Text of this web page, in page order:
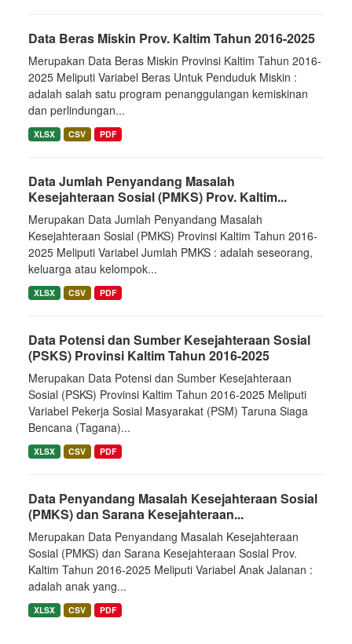
Data Beras Miskin Prov. Kaltim Tahun 2016-2025
Merupakan Data Beras Miskin Provinsi Kaltim Tahun 2016-
2025 Meliputi Variabel Beras Untuk Penduduk Miskin :
adalah salah satu program penanggulangan kemiskinan
dan perlindungan...
XLSX CSV PDF
Data Jumlah Penyandang Masalah
Kesejahteraan Sosial (PMKS) Prov. Kaltim...
Merupakan Data Jumlah Penyandang Masalah
Kesejahteraan Sosial (PMKS) Provinsi Kaltim Tahun 2016-
2025 Meliputi Variabel Jumlah PMKS : adalah seseorang,
keluarga atau kelompok...
XLSX CSV PDF
Data Potensi dan Sumber Kesejahteraan Sosial
(PSKS) Provinsi Kaltim Tahun 2016-2025
Merupakan Data Potensi dan Sumber Kesejahteraan
Sosial (PSKS) Provinsi Kaltim Tahun 2016-2025 Meliputi
Variabel Pekerja Sosial Masyarakat (PSM) Taruna Siaga
Bencana (Tagana)...
XLSX CSV PDF
Data Penyandang Masalah Kesejahteraan Sosial
(PMKS) dan Sarana Kesejahteraan...
Merupakan Data Penyandang Masalah Kesejahteraan
Sosial (PMKS) dan Sarana Kesejahteraan Sosial Prov.
Kaltim Tahun 2016-2025 Meliputi Variabel Anak Jalanan :
adalah anak yang...
XLSX CSV PDF